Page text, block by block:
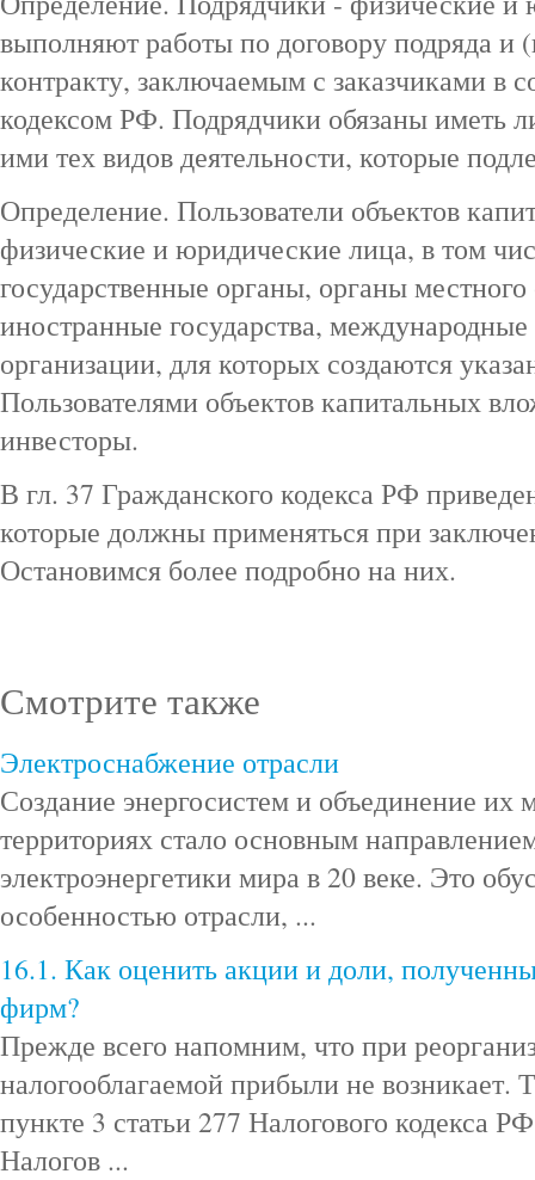
выполняют работы по договору подряда и
контракту, заключаемым с заказчиками в
кодексом РФ. Подрядчики обязаны иметь
ими тех видов деятельности, которые
Определение. Пользователи объектов
физические и юридические лица, в том
государственные органы, органы
иностранные государства,
организации, для которых создаются
Пользователями объектов капитальных
инвесторы.
В гл. 37 Гражданского кодекса РФ
которые должны применяться при
Остановимся более подробно на них.
Смотрите также
Электроснабжение отрасли
Создание энергосистем и объединение
территориях стало основным
электроэнергетики мира в 20 веке. Это
особенностью отрасли, ...
16.1. Как оценить акции и доли,
фирм?
Прежде всего напомним, что при
налогооблагаемой прибыли не возникает.
пункте 3 статьи 277 Налогового кодекса
Налогов ...